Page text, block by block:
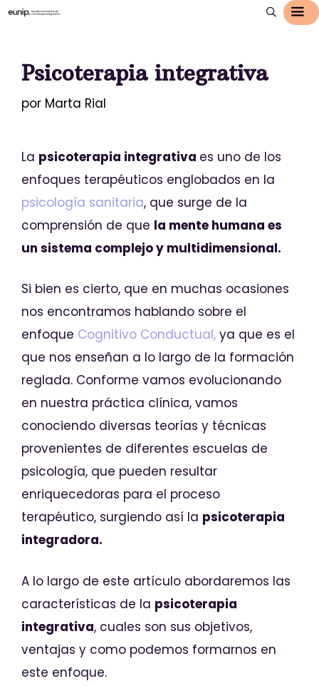
Psicoterapia integrativa
por Marta Rial
La psicoterapia integrativa es uno de los
enfoques terapéuticos englobados en la
psicología sanitaria, que surge de la
comprensión de que la mente humana es
un sistema complejo y multidimensional.
Si bien es cierto, que en muchas ocasiones
nos encontramos hablando sobre el
enfoque Cognitivo Conductual, ya que es el
que nos enseñan a lo largo de la formación
reglada. Conforme vamos evolucionando
en nuestra práctica clínica, vamos
conociendo diversas teorías y técnicas
provenientes de diferentes escuelas de
psicología, que pueden resultar
enriquecedoras para el proceso
terapéutico, surgiendo así la psicoterapia
integradora.
A lo largo de este artículo abordaremos las
características de la psicoterapia
integrativa, cuales son sus objetivos,
ventajas y como podemos formarnos en
este enfoque.